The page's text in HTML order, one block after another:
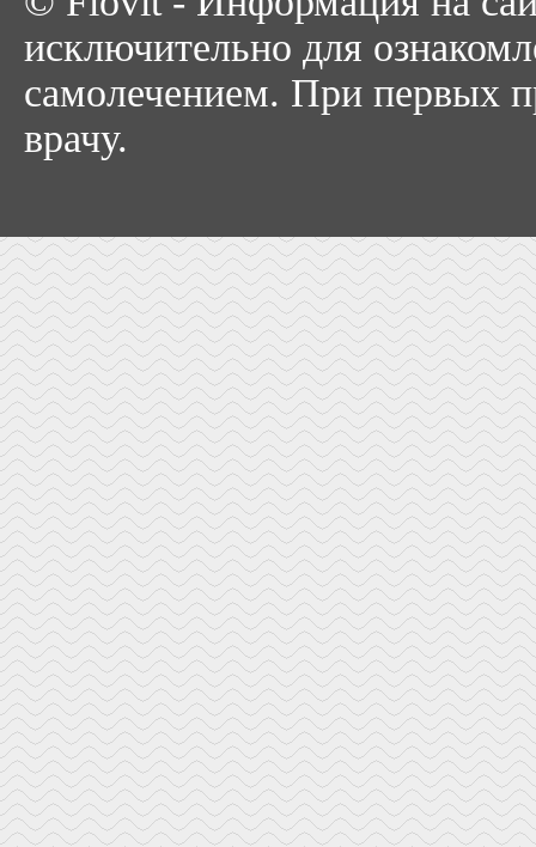
исключительно для
самолечением. При первых
врачу.